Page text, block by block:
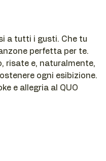
a tutti i gusti. Che tu
perfetta per te.
risate e, naturalmente,
ogni esibizione.
e allegria al QUO